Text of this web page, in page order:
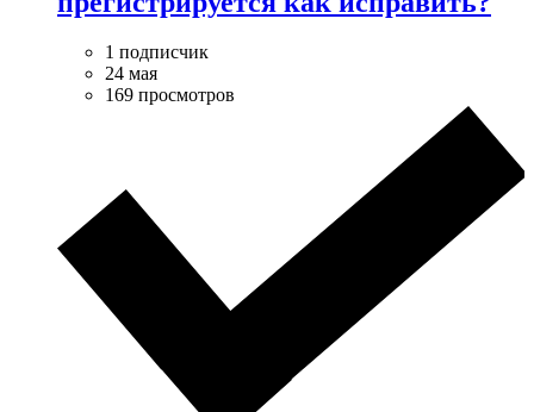
1 подписчик
24 мая
169 просмотров